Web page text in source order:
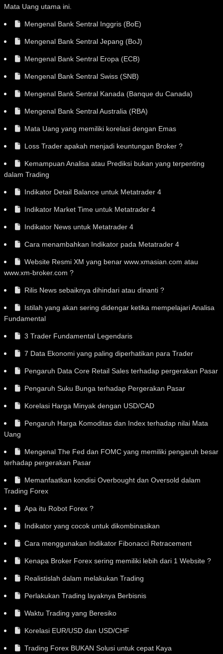
Mata Uang utama ini.
Mengenal Bank Sentral Inggris (BoE)
Mengenal Bank Sentral Jepang (BoJ)
Mengenal Bank Sentral Eropa (ECB)
Mengenal Bank Sentral Swiss (SNB)
Mengenal Bank Sentral Kanada (Banque du Canada)
Mengenal Bank Sentral Australia (RBA)
Mata Uang yang memiliki korelasi dengan Emas
Loss Trader apakah menjadi keuntungan Broker ?
Kemampuan Analisa atau Prediksi bukan yang terpenting
dalam Trading
Indikator Detail Balance untuk Metatrader 4
Indikator Market Time untuk Metatrader 4
Indikator News untuk Metatrader 4
Cara menambahkan Indikator pada Metatrader 4
Website Resmi XM yang benar www.xmasian.com atau
www.xm-broker.com ?
Rilis News sebaiknya dihindari atau dinanti ?
Istilah yang akan sering didengar ketika mempelajari Analisa
Fundamental
3 Trader Fundamental Legendaris
7 Data Ekonomi yang paling diperhatikan para Trader
Pengaruh Data Core Retail Sales terhadap pergerakan Pasar
Pengaruh Suku Bunga terhadap Pergerakan Pasar
Korelasi Harga Minyak dengan USD/CAD
Pengaruh Harga Komoditas dan Index terhadap nilai Mata
Uang
Mengenal The Fed dan FOMC yang memiliki pengaruh besar
terhadap pergerakan Pasar
Memanfaatkan kondisi Overbought dan Oversold dalam
Trading Forex
Apa itu Robot Forex ?
Indikator yang cocok untuk dikombinasikan
Cara menggunakan Indikator Fibonacci Retracement
Kenapa Broker Forex sering memiliki lebih dari 1 Website ?
Realistislah dalam melakukan Trading
Perlakukan Trading layaknya Berbisnis
Waktu Trading yang Beresiko
Korelasi EUR/USD dan USD/CHF
Trading Forex BUKAN Solusi untuk cepat Kaya